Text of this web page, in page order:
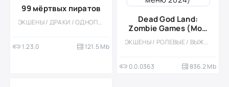
99 мёртвых пиратов
ЭКШЕНЫ / ДРАКИ / ОДНОПОЛЬЗОВАТЕЛЬСКИЕ / ОФЛАЙН / СТИЛИЗАЦИЯ
1.23.0 121.5 Mb
Dead God Land:
Zombie Games (Мод
меню 2024)
ЭКШЕНЫ / РОЛЕВЫЕ / ВЫЖИВАНИЕ / ШУТЕРЫ / АПОКАЛИПСИС / 3D / КРАФТИНГ / ХОРРОР НА ВЫЖИВАНИЕ / БОЛЬШАЯ / ИЗОМЕТРИЯ / ЗОМБИ / ОДНОПОЛЬЗОВАТЕЛЬСКИЕ / МОД
0.0.0363 836.2 Mb